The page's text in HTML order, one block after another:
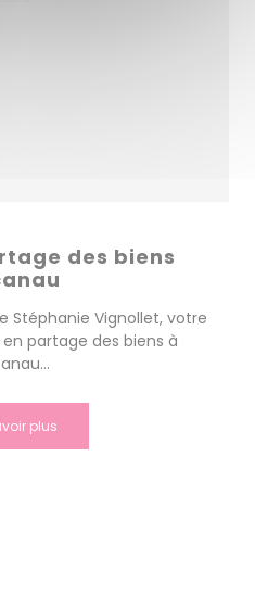
des biens
Stéphanie Vignollet, votre
partage des biens à
plus